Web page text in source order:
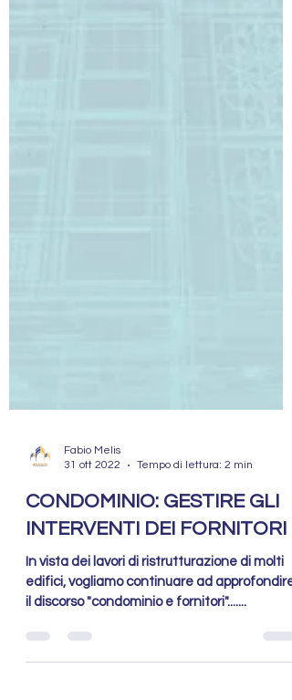
31 ott 2022
Tempo di lettura: 2 min
CONDOMINIO: GESTIRE GLI
INTERVENTI DEI FORNITORI
In vista dei lavori di ristrutturazione di molti
il discorso "condominio e fornitori".......